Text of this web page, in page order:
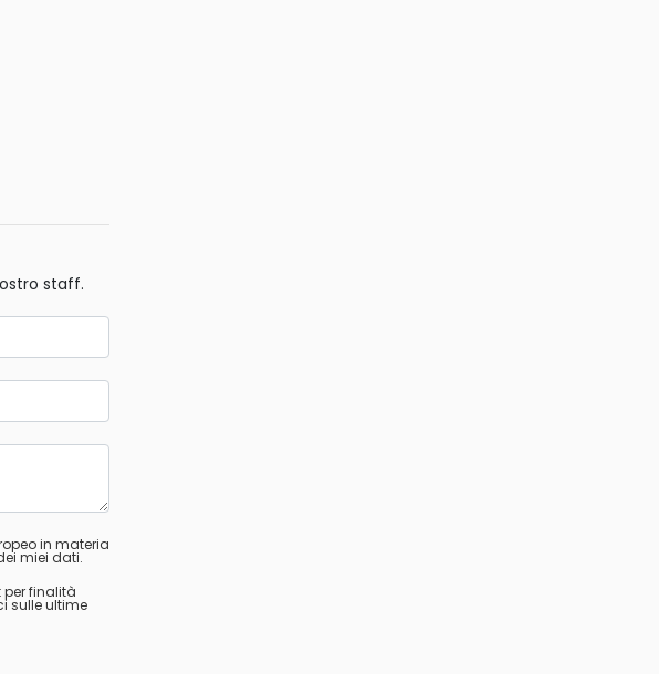
staff.
in materia
miei dati.
per finalità
sulle ultime